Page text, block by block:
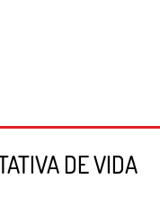
DE VIDA